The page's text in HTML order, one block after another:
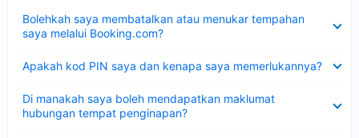
Bolehkah saya membatalkan atau menukar tempahan
saya melalui Booking.com?
Apakah kod PIN saya dan kenapa saya memerlukannya?
Di manakah saya boleh mendapatkan maklumat
hubungan tempat penginapan?